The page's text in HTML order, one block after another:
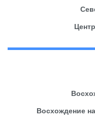
Восхождение